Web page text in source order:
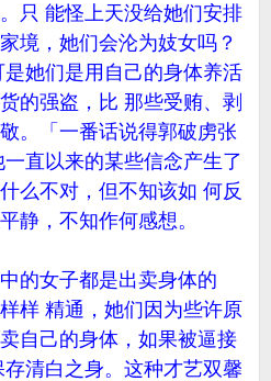
只 能怪上天没给她们安排
境，她们会沦为妓女吗？
她们是用自己的身体养活
的强盗，比 那些受贿、剥
。「一番话说得郭破虏张
直以来的某些信念产生了
么不对，但不知该如 何反
静，不知作何感想。
的女子都是出卖身体的
样 精通，她们因为些许原
自己的身体，如果被逼接
清白之身。这种才艺双馨